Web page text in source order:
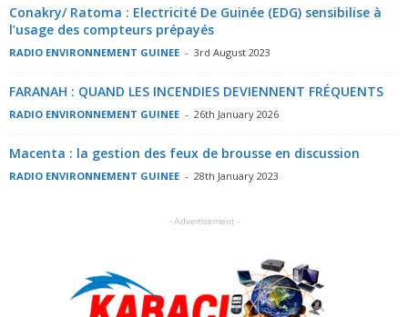
Conakry/ Ratoma : Electricité De Guinée (EDG) sensibilise à
l’usage des compteurs prépayés
RADIO ENVIRONNEMENT GUINEE - 3rd August 2023
FARANAH : QUAND LES INCENDIES DEVIENNENT FRÉQUENTS
RADIO ENVIRONNEMENT GUINEE - 26th January 2026
Macenta : la gestion des feux de brousse en discussion
RADIO ENVIRONNEMENT GUINEE - 28th January 2023
- Advertisement -